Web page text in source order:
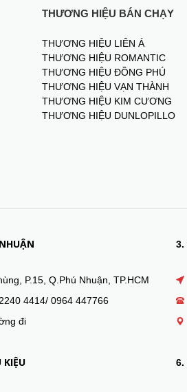
THƯƠNG HIỆU BÁN CHẠY
THƯƠNG HIỆU LIÊN Á
THƯƠNG HIỆU ROMANTIC
THƯƠNG HIỆU ĐỒNG PHÚ
THƯƠNG HIỆU VẠN THÀNH
THƯƠNG HIỆU KIM CƯƠNG
THƯƠNG HIỆU DUNLOPILLO
P.15, Q.Phú Nhuận, TP.HCM
4414/ 0964 447766
đi
3.
KIỆU 6.